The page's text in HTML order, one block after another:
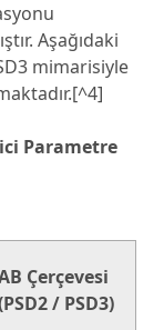
Aşağıdaki
mimarisiyle
Parametre
Çerçevesi
/ PSD3)